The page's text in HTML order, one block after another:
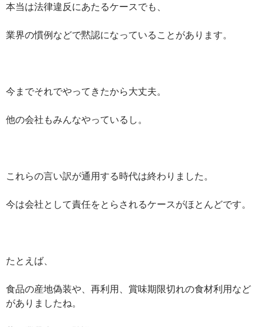
本当は法律違反にあたるケースでも、
業界の慣例などで黙認になっていることがあります。
今までそれでやってきたから大丈夫。
他の会社もみんなやっているし。
これらの言い訳が通用する時代は終わりました。
今は会社として責任をとらされるケースがほとんどです。
たとえば、
食品の産地偽装や、再利用、賞味期限切れの食材利用など
がありましたね。